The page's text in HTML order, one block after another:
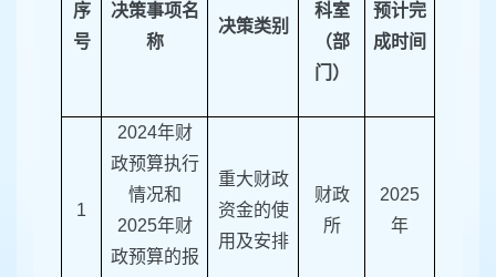
序
号
决策事项名
称
决策类别
科室
（部
门）
预计完
成时间
1
2024年财
政预算执行
情况和
2025年财
政预算的报
重大财政
资金的使
用及安排
财政
所
2025
年